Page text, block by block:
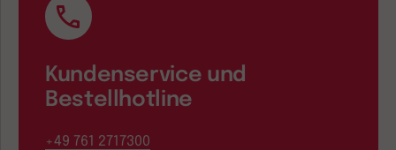
Kundenservice und
Bestellhotline
+49 761 2717300